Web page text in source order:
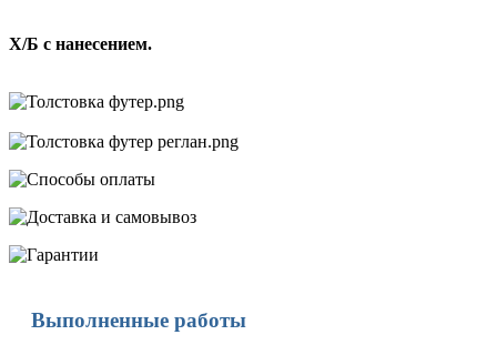
Х/Б с нанесением.
Выполненные работы